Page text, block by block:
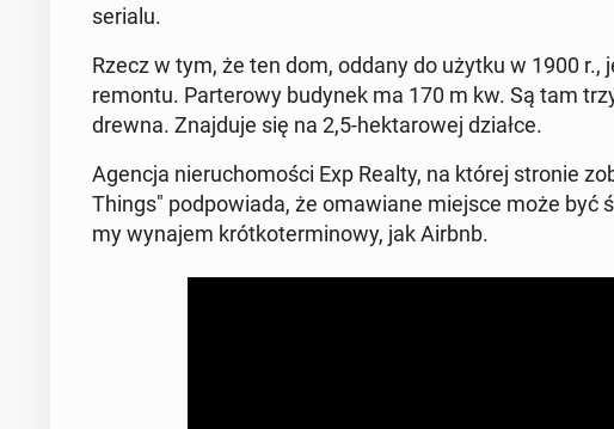
serialu.
Rzecz w tym, że ten dom, oddany do użytku w 1900
remontu. Par­te­ro­wy budynek ma 170 m kw. Są tam
drewna. Znaj­du­je się na 2,5-hek­ta­ro­wej działce.
Agencja nie­ru­cho­mo­ści Exp Realty, na której stronie
Things" pod­po­wia­da, że oma­wia­ne miejsce może
my wynajem krót­ko­ter­mi­no­wy, jak Airbnb.